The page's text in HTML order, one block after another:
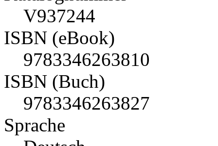
V937244
ISBN (eBook)
9783346263810
ISBN (Buch)
9783346263827
Sprache